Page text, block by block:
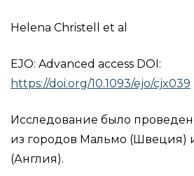
Helena Christell et al
EJO: Advanced access DOI:
https://doi.org/10.1093/ejo/cjx039
Исследование было
из городов Мальмо (Швеция)
(Англия).